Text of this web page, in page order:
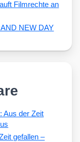
Filmrechte an
NEW DAY
Aus der Zeit
gefallen –